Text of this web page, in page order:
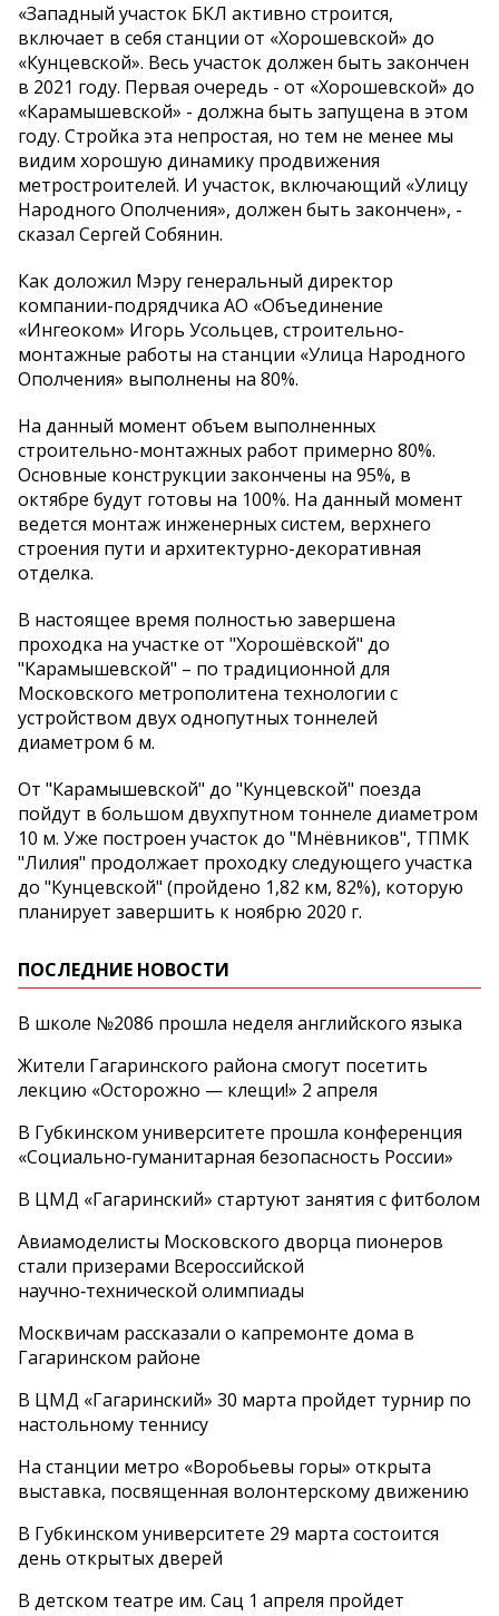
«Западный участок БКЛ активно строится,
включает в себя станции от «Хорошевской» до
«Кунцевской». Весь участок должен быть закончен
в 2021 году. Первая очередь - от «Хорошевской» до
«Карамышевской» - должна быть запущена в этом
году. Стройка эта непростая, но тем не менее мы
видим хорошую динамику продвижения
метростроителей. И участок, включающий «Улицу
Народного Ополчения», должен быть закончен», -
сказал Сергей Собянин.
Как доложил Мэру генеральный директор
компании-подрядчика АО «Объединение
«Ингеоком» Игорь Усольцев, строительно-
монтажные работы на станции «Улица Народного
Ополчения» выполнены на 80%.
На данный момент объем выполненных
строительно-монтажных работ примерно 80%.
Основные конструкции закончены на 95%, в
октябре будут готовы на 100%. На данный момент
ведется монтаж инженерных систем, верхнего
строения пути и архитектурно-декоративная
отделка.
В настоящее время полностью завершена
проходка на участке от "Хорошёвской" до
"Карамышевской" – по традиционной для
Московского метрополитена технологии с
устройством двух однопутных тоннелей
диаметром 6 м.
От "Карамышевской" до "Кунцевской" поезда
пойдут в большом двухпутном тоннеле диаметром
10 м. Уже построен участок до "Мнёвников", ТПМК
"Лилия" продолжает проходку следующего участка
до "Кунцевской" (пройдено 1,82 км, 82%), которую
планирует завершить к ноябрю 2020 г.
ПОСЛЕДНИЕ НОВОСТИ
В школе №2086 прошла неделя английского языка
Жители Гагаринского района смогут посетить
лекцию «Осторожно — клещи!» 2 апреля
В Губкинском университете прошла конференция
«Социально‑гуманитарная безопасность России»
В ЦМД «Гагаринский» стартуют занятия с фитболом
Авиамоделисты Московского дворца пионеров
стали призерами Всероссийской
научно‑технической олимпиады
Москвичам рассказали о капремонте дома в
Гагаринском районе
В ЦМД «Гагаринский» 30 марта пройдет турнир по
настольному теннису
На станции метро «Воробьевы горы» открыта
выставка, посвященная волонтерскому движению
В Губкинском университете 29 марта состоится
день открытых дверей
В детском театре им. Сац 1 апреля пройдет